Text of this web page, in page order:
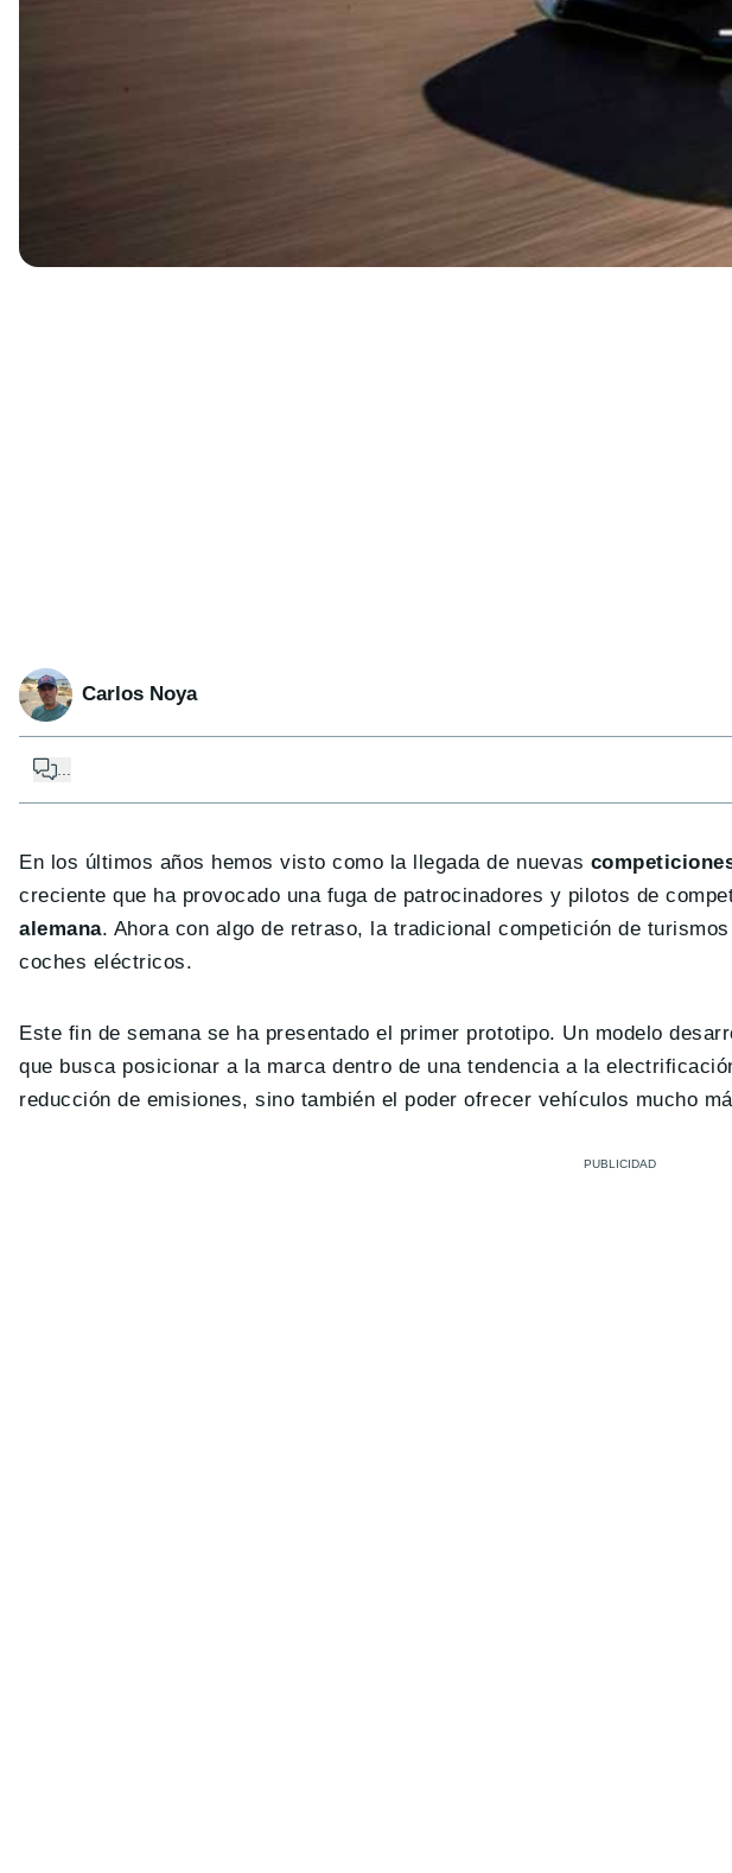
Carlos Noya
En los últimos años hemos visto como la llegada de nuevas
creciente que ha provocado una fuga de patrocinadores y pilotos de
alemana. Ahora con algo de retraso, la tradicional competición de
coches eléctricos.
Este fin de semana se ha presentado el primer prototipo. Un modelo
que busca posicionar a la marca dentro de una tendencia a la
reducción de emisiones, sino también el poder ofrecer vehículos mucho